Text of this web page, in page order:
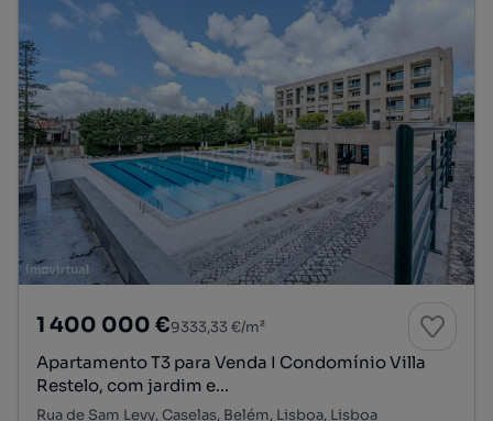
1 400 000 €9333,33 €/m²
Apartamento T3 para Venda I Condomínio Villa
Restelo, com jardim e...
Rua de Sam Levy, Caselas, Belém, Lisboa, Lisboa